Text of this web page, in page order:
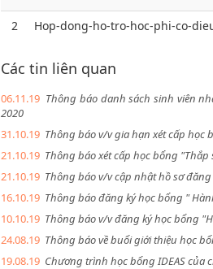
2 Hop-dong-ho-tro-hoc-phi-co-
Các tin liên quan
06.11.19 Thông báo danh sách sinh viên
2020
31.10.19 Thông báo v/v gia hạn xét cấp học
21.10.19 Thông báo xét cấp học bổng
21.10.19 Thông báo v/v cập nhật hồ sơ
16.10.19 Thông báo đăng ký học bổng "
10.10.19 Thông báo v/v đăng ký học bổng
24.08.19 Thông báo về buổi giới thiệu học
19.08.19 Chương trình học bổng IDEAS của